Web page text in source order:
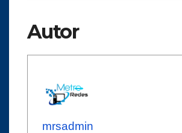
Autor
mrsadmin